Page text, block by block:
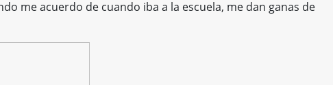
me acuerdo de cuando iba a la escuela, me dan ganas de